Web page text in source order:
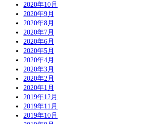
2020年10月
2020年9月
2020年8月
2020年7月
2020年6月
2020年5月
2020年4月
2020年3月
2020年2月
2020年1月
2019年12月
2019年11月
2019年10月